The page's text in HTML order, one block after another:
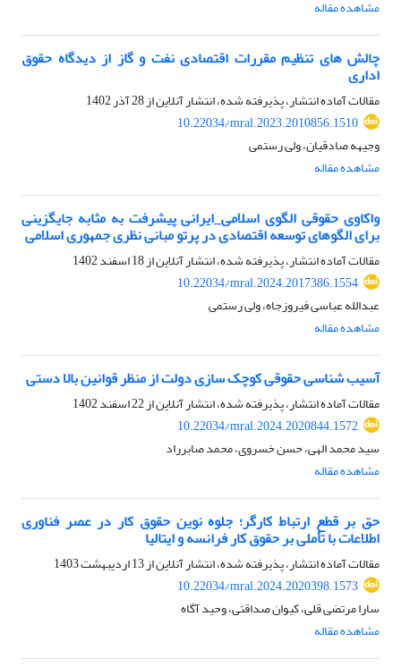
مشاهده مقاله
چالش های تنظیم مقررات اقتصادی نفت و گاز از دیدگاه حقوق
اداری
مقالات آماده انتشار، پذیرفته شده، انتشار آنلاین از28 آذر 1402
10.22034/mral.2023.2010856.1510
وجیهه صادقیان، ولی رستمی
مشاهده مقاله
واکاوی حقوقی الگوی اسلامی_ایرانی پیشرفت به مثابه جایگزینی
برای الگوهای توسعه اقتصادی در پرتو مبانی نظری جمهوری اسلامی
مقالات آماده انتشار، پذیرفته شده، انتشار آنلاین از18 اسفند 1402
10.22034/mral.2024.2017386.1554
عبدالله عباسی فیروزجاه، ولی رستمی
مشاهده مقاله
آسیب شناسی حقوقی کوچک سازی دولت از منظر قوانین بالا دستی
مقالات آماده انتشار، پذیرفته شده، انتشار آنلاین از22 اسفند 1402
10.22034/mral.2024.2020844.1572
سید محمد الهی، حسن خسروی، محمد صابرراد
مشاهده مقاله
حق بر قطع ارتباط کارگر؛ جلوه نوین حقوق کار در عصر فناوری
اطلاعات با تأملی بر حقوق کار فرانسه و ایتالیا
مقالات آماده انتشار، پذیرفته شده، انتشار آنلاین از13 اردیبهشت 1403
10.22034/mral.2024.2020398.1573
سارا مرتضی قلی، کیوان صداقتی، وحید آگاه
مشاهده مقاله